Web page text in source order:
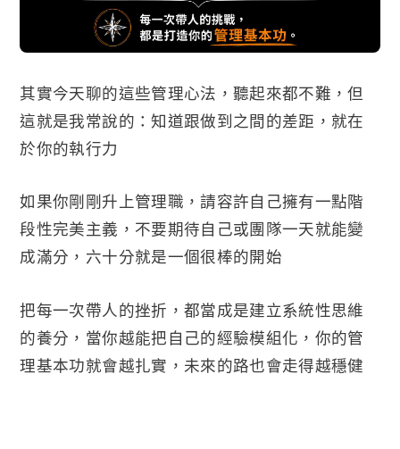
其實今天聊的這些管理心法，聽起來都不難，但
這就是我常說的：知道跟做到之間的差距，就在
於你的執行力
如果你剛剛升上管理職，請容許自己擁有一點階
段性完美主義，不要期待自己或團隊一天就能變
成滿分，六十分就是一個很棒的開始
把每一次帶人的挫折，都當成是建立系統性思維
的養分，當你越能把自己的經驗模組化，你的管
理基本功就會越扎實，未來的路也會走得越穩健